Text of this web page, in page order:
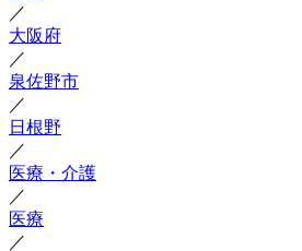
／
大阪府
／
泉佐野市
／
日根野
／
医療・介護
／
医療
／